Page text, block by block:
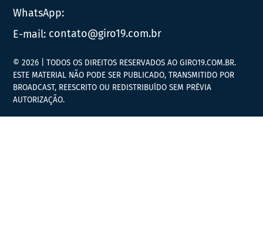
WhatsApp:
E-mail: contato@giro19.com.br
© 2026 | TODOS OS DIREITOS RESERVADOS AO GIRO19.COM.BR.
ESTE MATERIAL NÃO PODE SER PUBLICADO, TRANSMITIDO POR
BROADCAST, REESCRITO OU REDISTRIBUÍDO SEM PRÉVIA
AUTORIZAÇÃO.